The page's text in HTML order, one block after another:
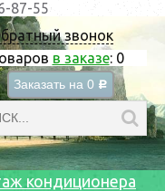
звонок
в заказе: 0
Заказать на 0 c
87-55
кондиционера